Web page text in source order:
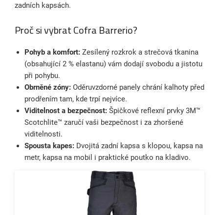
zadních kapsách.
Proč si vybrat Cofra Barrerio?
Pohyb a komfort: Zesílený rozkrok a strečová tkanina
(obsahující 2 % elastanu) vám dodají svobodu a jistotu
při pohybu.
Obrněné zóny: Oděruvzdorné panely chrání kalhoty před
prodřením tam, kde trpí nejvíce.
Viditelnost a bezpečnost: Špičkové reflexní prvky 3M™
Scotchlite™ zaručí vaši bezpečnost i za zhoršené
viditelnosti.
Spousta kapes: Dvojitá zadní kapsa s klopou, kapsa na
metr, kapsa na mobil i praktické poutko na kladivo.